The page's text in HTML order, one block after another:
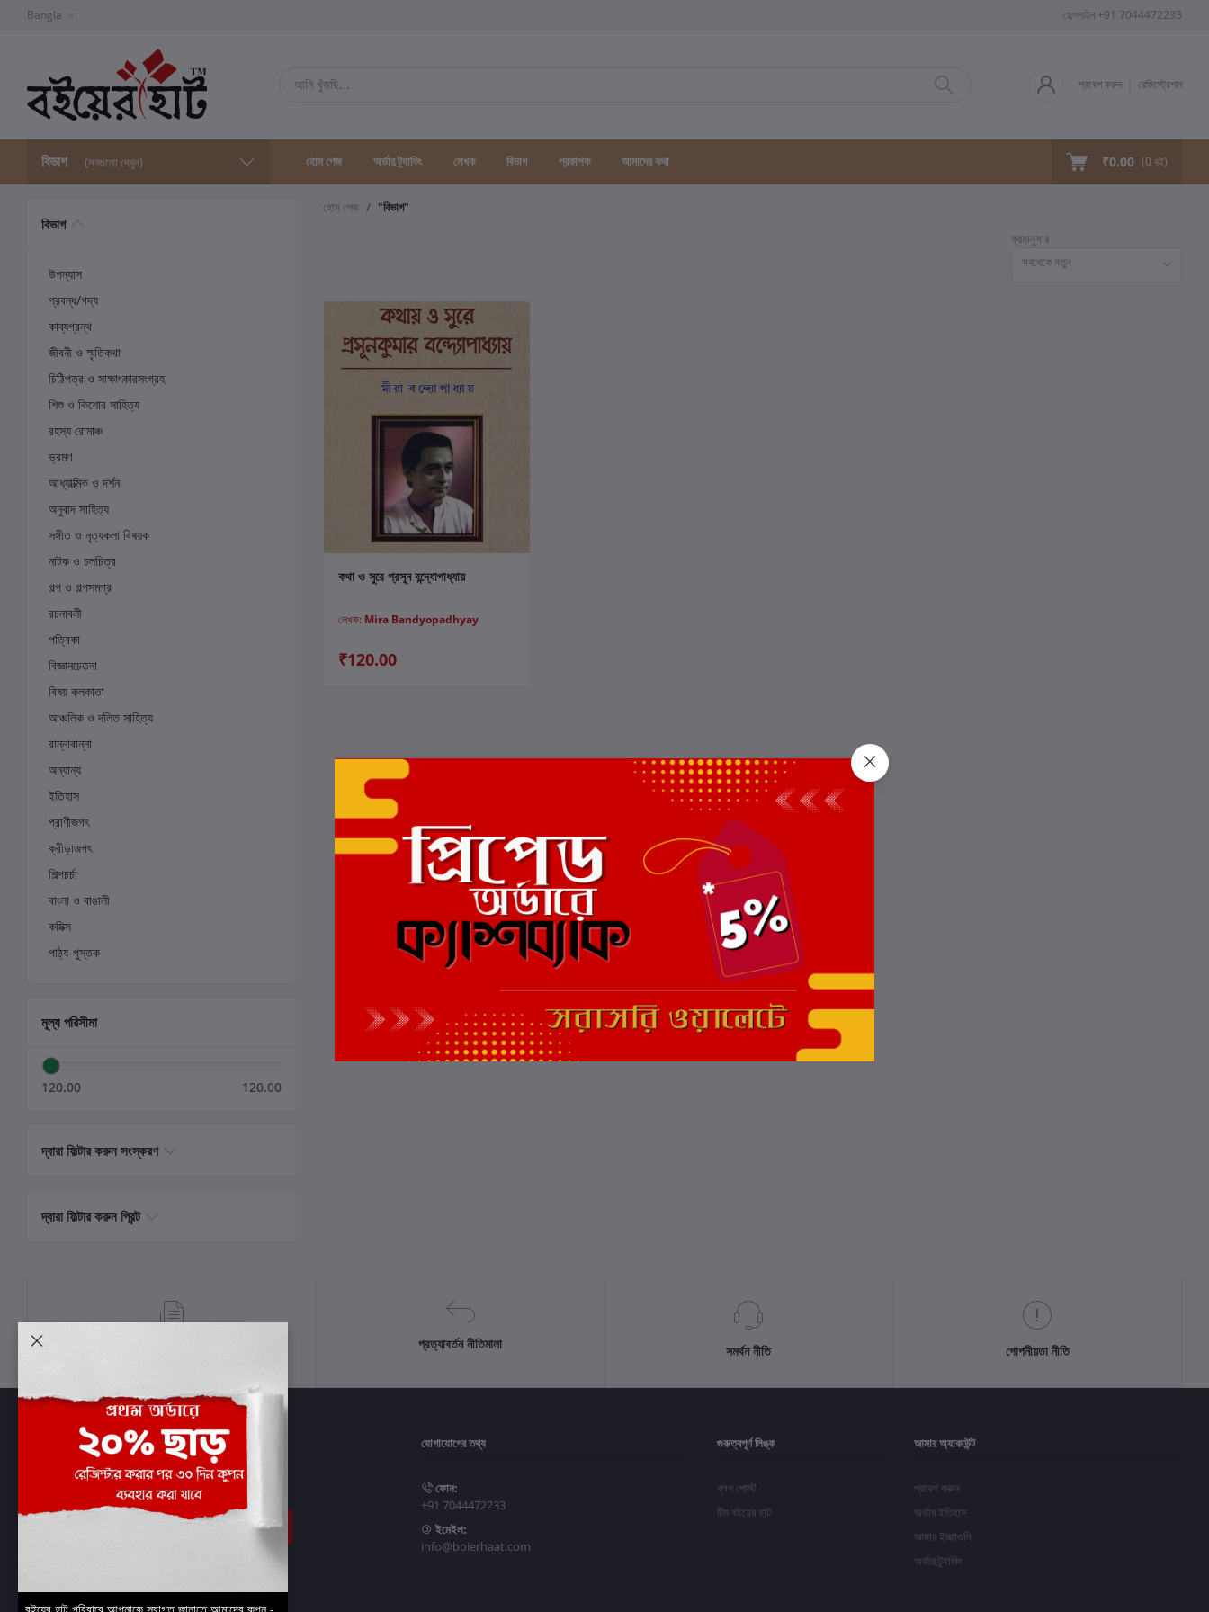
Bangla হেল্পলাইন +91 7044472233
প্রবেশ করুন রেজিস্ট্রেশান
বিভাগ (সবগুলো দেখুন) হোম পেজ অর্ডার ট্র্যাকিং লেখক বিভাগ প্রকাশক আমাদের কথা ₹0.00 (0 বই)
বিভাগ
উপন্যাস
প্রবন্ধ/গদ্য
কাব্যগ্রন্থ
জীবনী ও স্মৃতিকথা
চিঠিপত্র ও সাক্ষাৎকারসংগ্রহ
শিশু ও কিশোর সাহিত্য
রহস্য রোমাঞ্চ
ভ্রমণ
আধ্যাত্মিক ও দর্শন
অনুবাদ সাহিত্য
সঙ্গীত ও নৃত্যকলা বিষয়ক
নাটক ও চলচিত্র
গল্প ও গল্পসমগ্র
রচনাবলী
পত্রিকা
বিজ্ঞানচেতনা
বিষয় কলকাতা
আঞ্চলিক ও দলিত সাহিত্য
রান্নাবান্না
অন্যান্য
ইতিহাস
প্রাণীজগৎ
ক্রীড়াজগৎ
শিল্পচর্চা
বাংলা ও বাঙালী
কমিক্স
পাঠ্য-পুস্তক
মূল্য পরিসীমা
120.00 120.00
দ্বারা ফিল্টার করুন সংস্করণ
দ্বারা ফিল্টার করুন প্রিন্ট
হোম পেজ
"বিভাগ"
ক্রমানুসার
সবথেকে নতুন
কার্টে যোগ করুন
কথা ও সুরে প্রসূন বন্দ্যোপাধ্যায়
লেখক: Mira Bandyopadhyay
₹120.00
প্রত্যাবর্তন নীতিমালা সমর্থন নীতি গোপনীয়তা নীতি
সাবস্ক্রাইব
যোগাযোগের তথ্য
ফোন:
+91 7044472233
ইমেইল:
info@boierhaat.com
গুরুত্বপূর্ণ লিঙ্ক
ব্লগ পোস্ট
টিম বইয়ের হাট
আমার অ্যাকাউন্ট
প্রবেশ করুন
অর্ডার ইতিহাস
আমার ইচ্ছাগুলি
অর্ডার ট্র্যাকিং